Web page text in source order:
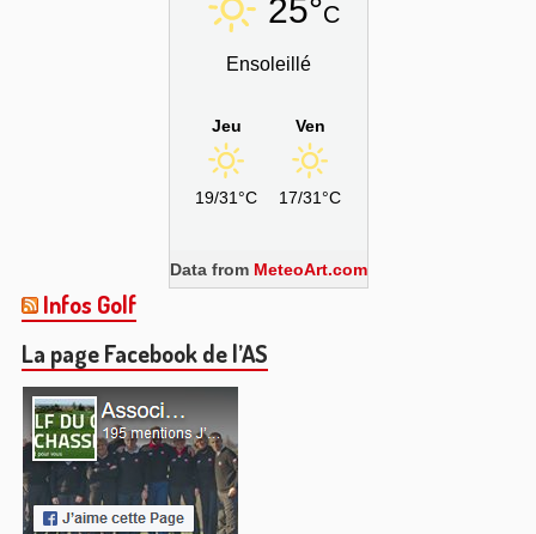
25°C
Ensoleillé
Jeu
19/31°C
Ven
17/31°C
Data from MeteoArt.com
Infos Golf
La page Facebook de l’AS